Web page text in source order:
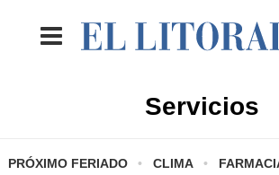
Servicios
PRÓXIMO FERIADO CLIMA